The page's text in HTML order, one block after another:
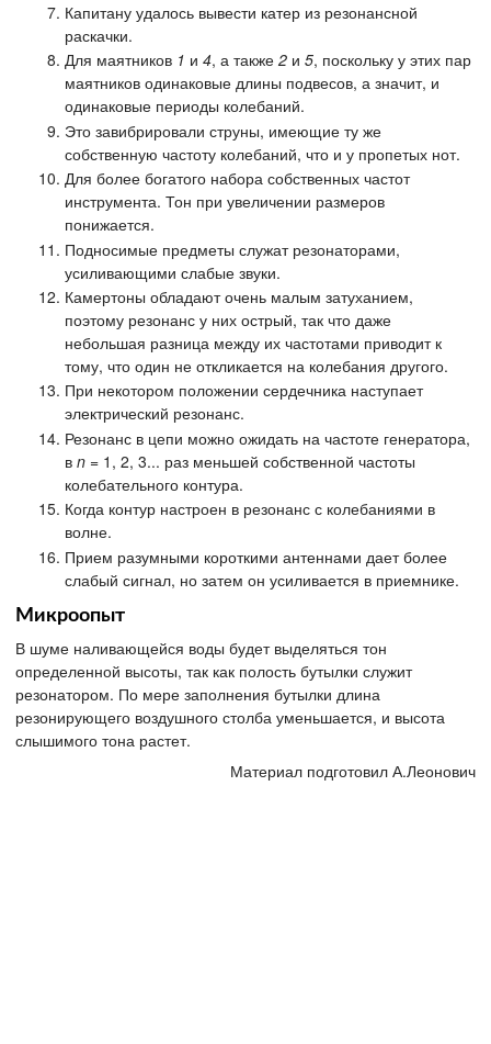
Капитану удалось вывести катер из резонансной
раскачки.
Для маятников 1 и 4, а также 2и 5, поскольку у этих пар
маятников одинаковые длины подвесов, а значит, и
одинаковые периоды колебаний.
Это завибрировали струны, имеющие ту же
собственную частоту колебаний, что и у пропетых нот.
Для более богатого набора собственных частот
инструмента. Тон при увеличении размеров
понижается.
Подносимые предметы служат резонаторами,
усиливающими слабые звуки.
Камертоны обладают очень малым затуханием,
поэтому резонанс у них острый, так что даже
небольшая разница между их частотами приводит к
тому, что один не откликается на колебания другого.
При некотором положении сердечника наступает
электрический резонанс.
Резонанс в цепи можно ожидать на частоте генератора,
в n= 1, 2, 3... раз меньшей собственной частоты
колебательного контура.
Когда контур настроен в резонанс с колебаниями в
волне.
Прием разумными короткими антеннами дает более
слабый сигнал, но затем он усиливается в приемнике.
Микроопыт
В шуме наливающейся воды будет выделяться тон
определенной высоты, так как полость бутылки служит
резонатором. По мере заполнения бутылки длина
резонирующего воздушного столба уменьшается, и высота
слышимого тона растет.
Материал подготовил А.Леонович